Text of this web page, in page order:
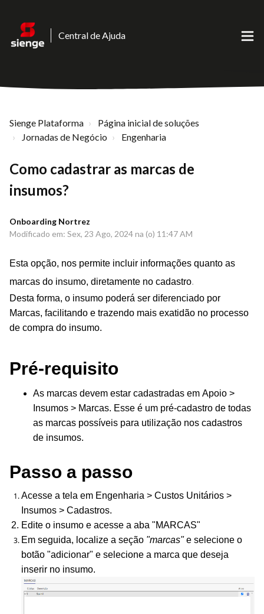
Central de Ajuda
Sienge Plataforma
Página inicial de soluções
Jornadas de Negócio
Engenharia
Como cadastrar as marcas de
insumos?
Onboarding Nortrez
Modificado em: Sex, 23 Ago, 2024 na (o) 11:47 AM
Esta opção, nos permite incluir informações quanto as
marcas do insumo, diretamente no cadastro.
Desta forma, o insumo poderá ser diferenciado por
Marcas, facilitando e trazendo mais exatidão no processo
de compra do insumo.
Pré-requisito
As marcas devem estar cadastradas em Apoio >
Insumos > Marcas. Esse é um pré-cadastro de todas
as marcas possíveis para utilização nos cadastros
de insumos.
Passo a passo
Acesse a tela em Engenharia > Custos Unitários >
Insumos > Cadastros.
Edite o insumo e acesse a aba "MARCAS"
Em seguida, localize a seção "marcas"e selecione o
botão "adicionar" e selecione a marca que deseja
inserir no insumo.